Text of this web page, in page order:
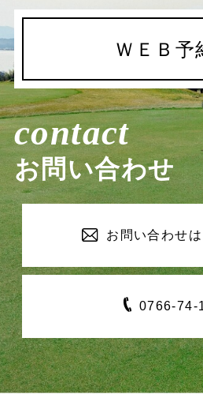
ＷＥＢ予
contact
お問い合わせ
お問い合わせは
0766-74-